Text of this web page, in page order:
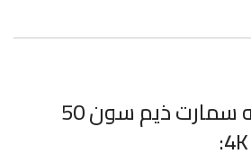
مواصفات شاشه سمارت ذيم سون 50